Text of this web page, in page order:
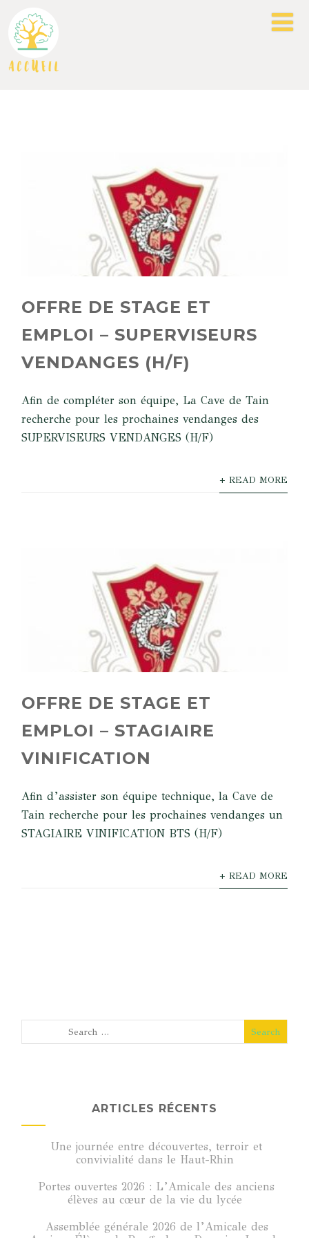
OFFRE DE STAGE ET
EMPLOI – SUPERVISEURS
VENDANGES (H/F)
Afin de compléter son équipe, La Cave de Tain
recherche pour les prochaines vendanges des
SUPERVISEURS VENDANGES (H/F)
+ READ MORE
OFFRE DE STAGE ET
EMPLOI – STAGIAIRE
VINIFICATION
Afin d’assister son équipe technique, la Cave de
Tain recherche pour les prochaines vendanges un
STAGIAIRE VINIFICATION BTS (H/F)
+ READ MORE
ARTICLES RÉCENTS
Une journée entre découvertes, terroir et
convivialité dans le Haut-Rhin
Portes ouvertes 2026 : L’Amicale des anciens
élèves au cœur de la vie du lycée
Assemblée générale 2026 de l’Amicale des